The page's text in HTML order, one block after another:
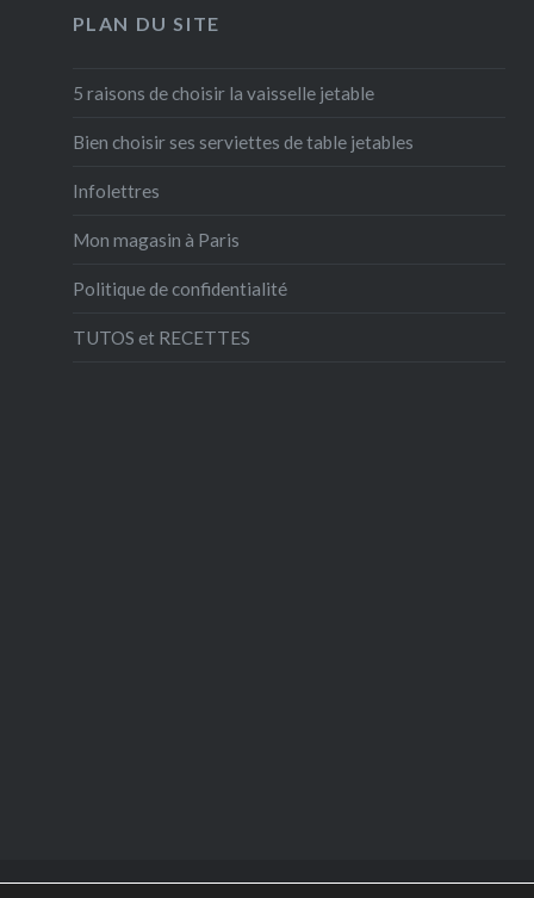
PLAN DU SITE
5 raisons de choisir la vaisselle jetable
Bien choisir ses serviettes de table jetables
Infolettres
Mon magasin à Paris
Politique de confidentialité
TUTOS et RECETTES